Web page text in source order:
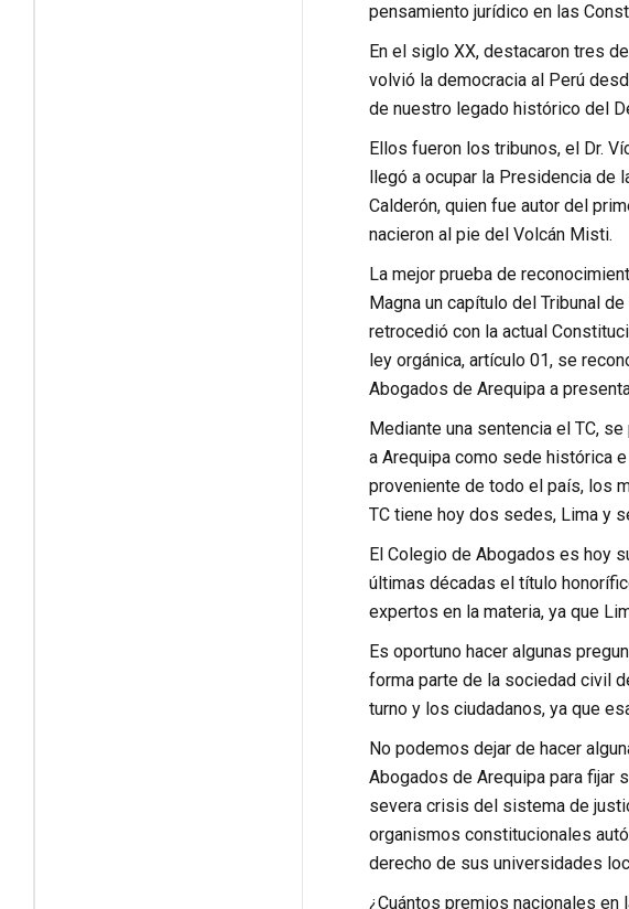
pensamiento jurídico en las
En el siglo XX, destacaron tres
volvió la democracia al Perú
de nuestro legado histórico del
Ellos fueron los tribunos, el Dr.
llegó a ocupar la Presidencia
Calderón, quien fue autor del
nacieron al pie del Volcán Misti.
La mejor prueba de
Magna un capítulo del Tribunal
retrocedió con la actual
ley orgánica, artículo 01, se
Abogados de Arequipa a
Mediante una sentencia el TC,
a Arequipa como sede histórica
proveniente de todo el país, los
TC tiene hoy dos sedes, Lima y
El Colegio de Abogados es hoy
últimas décadas el título
expertos en la materia, ya que
Es oportuno hacer algunas
forma parte de la sociedad civil
turno y los ciudadanos, ya que
No podemos dejar de hacer
Abogados de Arequipa para fijar
severa crisis del sistema de
organismos constitucionales
derecho de sus universidades
¿Cuántos premios nacionales en